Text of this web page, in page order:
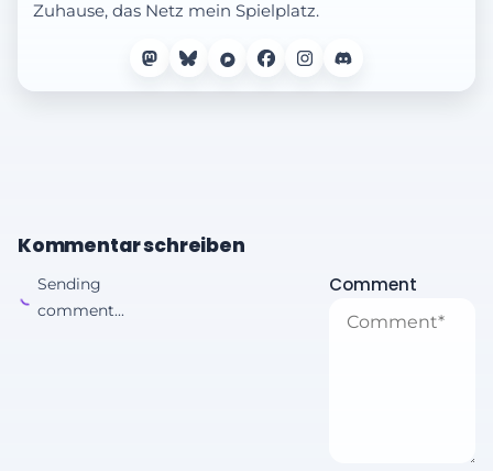
Zuhause, das Netz mein Spielplatz.
Kommentar schreiben
Sending
comment...
Comment